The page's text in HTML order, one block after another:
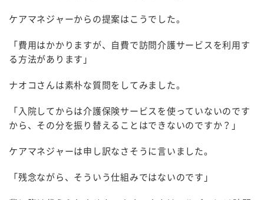
ケアマネジャーからの提案はこうでした。
「費用はかかりますが、自費で訪問介護サービスを利用す
る方法があります」
ナオコさんは素朴な質問をしてみました。
「入院してからは介護保険サービスを使っていないのです
から、その分を振り替えることはできないのですか？」
ケアマネジャーは申し訳なさそうに言いました。
「残念ながら、そういう仕組みではないのです」